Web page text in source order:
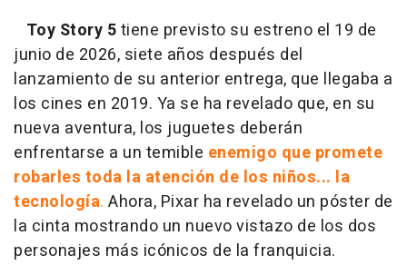
Toy Story 5tiene previsto su estreno el 19 de
junio de 2026, siete años después del
lanzamiento de su anterior entrega, que llegaba a
los cines en 2019. Ya se ha revelado que, en su
nueva aventura, los juguetes deberán
enfrentarse a un temible enemigo que promete
robarles toda la atención de los niños... la
tecnología. Ahora, Pixar ha revelado un póster de
la cinta mostrando un nuevo vistazo de los dos
personajes más icónicos de la franquicia.